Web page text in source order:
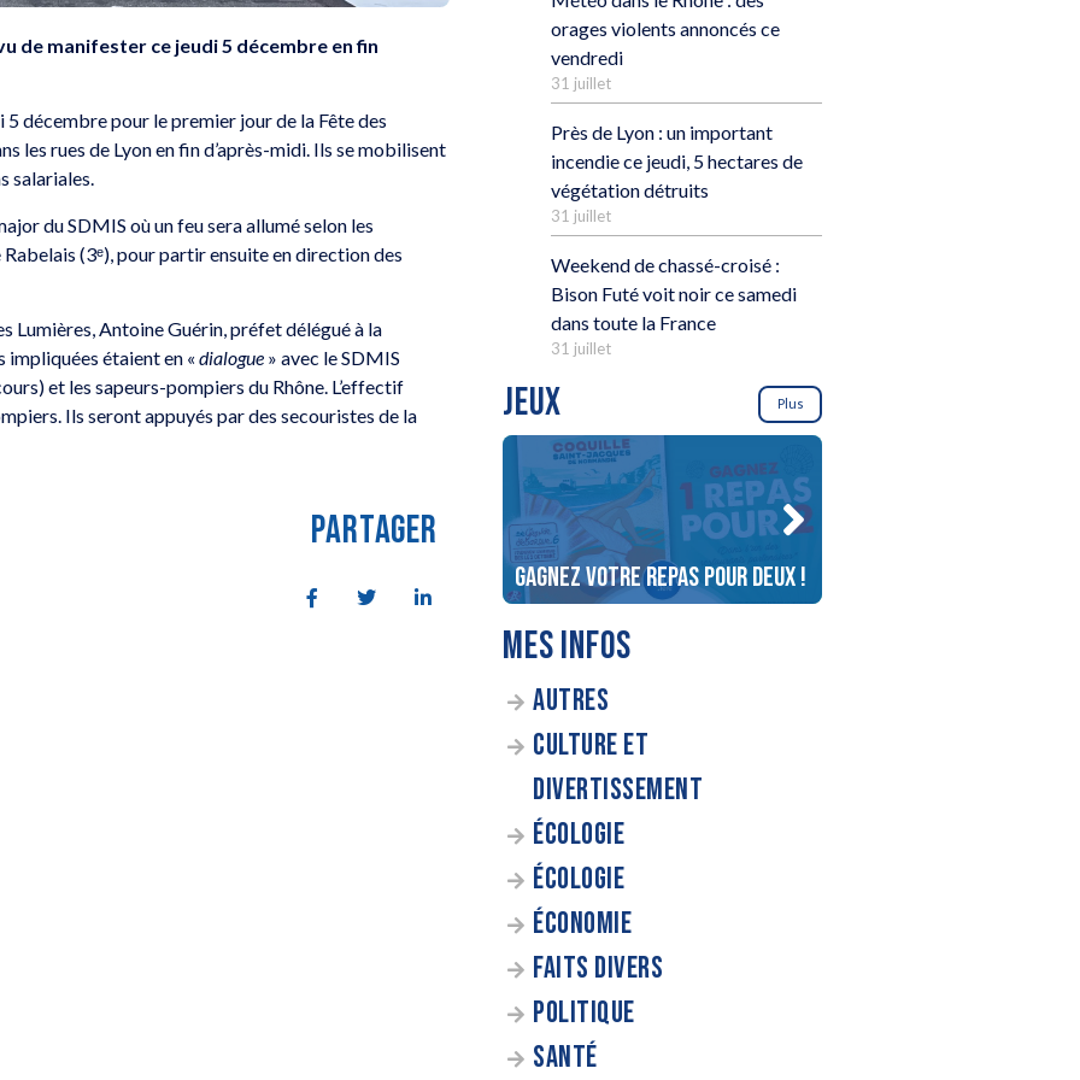
de manifester ce jeudi 5 décembre en fin
5 décembre pour le premier jour de la Fête des
les rues de Lyon en fin d’après-midi. Ils se mobilisent
salariales.
du SDMIS où un feu sera allumé selon les
(3ᵉ), pour partir ensuite en direction des
Lumières, Antoine Guérin, préfet délégué à la
impliquées étaient en «dialogue » avec le SDMIS
et les sapeurs-pompiers du Rhône. L’effectif
Ils seront appuyés par des secouristes de la
PARTAGER
orages violents annoncés ce
vendredi
31 juillet
Près de Lyon : un important
incendie ce jeudi, 5 hectares de
végétation détruits
31 juillet
Weekend de chassé-croisé :
Bison Futé voit noir ce samedi
dans toute la France
31 juillet
JEUX Plus
Vos courses aux Halles de
Gagnez votre repas pour deux !
MES INFOS
AUTRES
CULTURE ET
DIVERTISSEMENT
ÉCOLOGIE
ÉCOLOGIE
ÉCONOMIE
FAITS DIVERS
POLITIQUE
SANTÉ